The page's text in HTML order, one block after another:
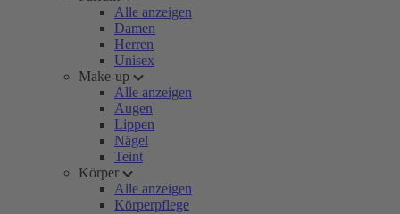
Alle anzeigen
Damen
Herren
Unisex
Make-up
Alle anzeigen
Augen
Lippen
Nägel
Teint
Körper
Alle anzeigen
Körperpflege